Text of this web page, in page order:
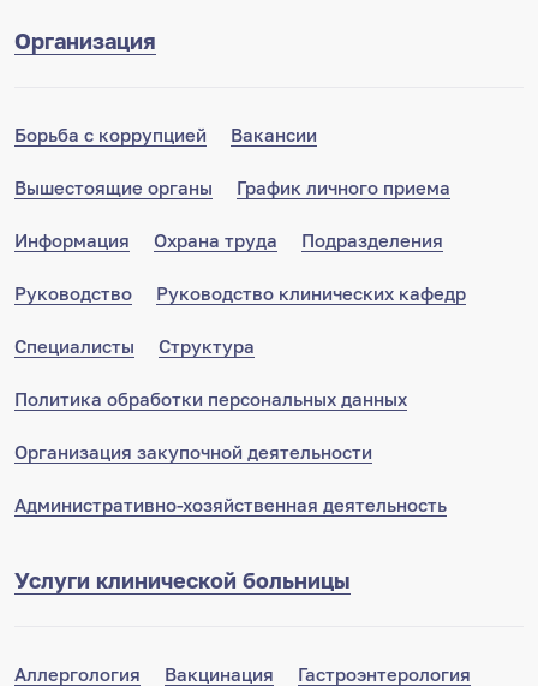
Организация
Борьба с коррупцией Вакансии
Вышестоящие органы График личного приема
Информация Охрана труда Подразделения
Руководство Руководство клинических кафедр
Специалисты Структура
Политика обработки персональных данных
Организация закупочной деятельности
Административно-хозяйственная деятельность
Услуги клинической больницы
Аллергология Вакцинация Гастроэнтерология